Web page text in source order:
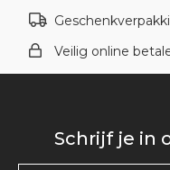
Veilig online
Schrijf je in